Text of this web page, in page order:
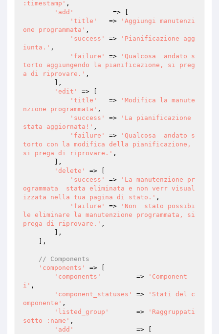
:timestamp' ,
'add'
          => [
'title'
   =>
'Aggiungi manutenzi
one programmata' ,
'success'
=>
'Pianificazione agg
iunta.' ,
'failure'
=>
'Qualcosa  andato s
torto aggiungendo la pianificazione, si preg
a di riprovare.' ,
'edit'
=> [
'title'
   =>
'Modifica la manute
nzione programmata' ,
'success'
=>
'La pianificazione
stata aggiornata!' ,
'failure'
=>
'Qualcosa  andato s
torto con la modifica della pianificazione,
si prega di riprovare.' ,
'delete'
=> [
'success'
=>
'La manutenzione pr
ogrammata  stata eliminata e non verr visual
izzata nella tua pagina di stato.' ,
'failure'
=>
'Non  stato possibi
le eliminare la manutenzione programmata, si
prega di riprovare.' ,
// Components
'components'
=> [
'components'
         =>
'Component
i' ,
'component_statuses'
=>
'Stati del c
omponente' ,
'listed_group'
       =>
'Raggruppati
sotto :name' ,
'add'
                => [